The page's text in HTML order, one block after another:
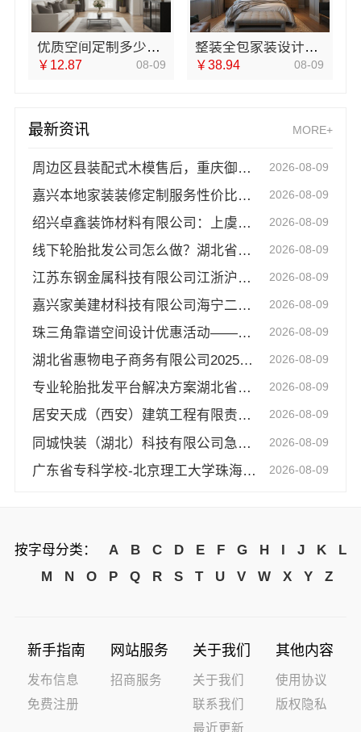
优质空间定制多少钱？南京市创亿讯透明报价
￥12.87 08-09
整装全包家装设计厨卫改造宁波雅美和居建材科技有限公司
￥38.94 08-09
最新资讯 MORE+
周边区县装配式木模售后，重庆御墅建筑材料有限公司保障 2026-08-09
嘉兴本地家装装修定制服务性价比高嘉兴美派建材科技有限公司 2026-08-09
绍兴卓鑫装饰材料有限公司：上虞个性化家装定制无隐形增项 2026-08-09
线下轮胎批发公司怎么做？湖北省腾冠畅实业贸易有限公司 2026-08-09
江苏东钢金属科技有限公司江浙沪不锈钢浴室柜加盟 2026-08-09
嘉兴家美建材科技有限公司海宁二手房装潢施工 2026-08-09
珠三角靠谱空间设计优惠活动——广东鼎饰空间装饰工程有限公司 2026-08-09
湖北省惠物电子商务有限公司2025母婴用品平台优缺点分析 2026-08-09
专业轮胎批发平台解决方案湖北省腾冠畅实业贸易有限公司 2026-08-09
居安天成（西安）建筑工程有限责任公司——西安性价比高家装施工免费量房 2026-08-09
同城快装（湖北）科技有限公司急装家装报价省心 2026-08-09
广东省专科学校-北京理工大学珠海学院继教院 2026-08-09
按字母分类： A B C D E F G H I J K
L
M
N O P Q R S T U V W X Y Z
新手指南
发布信息
免费注册
网站服务
招商服务
关于我们
关于我们
联系我们
最近更新
其他内容
使用协议
版权隐私